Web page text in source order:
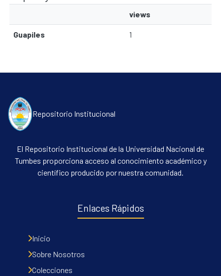
All of DSpace
views
Guapiles 1
Repositorio Institucional
El Repositorio Institucional de la Universidad Nacional de
Tumbes proporciona acceso al conocimiento académico y
científico producido por nuestra comunidad.
Enlaces Rápidos
Inicio
Sobre Nosotros
Colecciones